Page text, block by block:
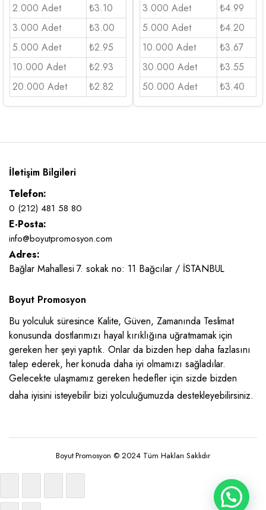
2.000 Adet
₺3.10
3.000 Adet
₺3.00
5.000 Adet
₺2.95
10.000 Adet
₺2.93
20.000 Adet
₺2.82
3.000 Adet
₺4.99
5.000 Adet
₺4.20
10.000 Adet
₺3.67
30.000 Adet
₺3.55
50.000 Adet
₺3.40
İletişim Bilgileri
Telefon:
0 (212) 481 58 80
E-Posta:
info@boyutpromosyon.com
Adres:
Bağlar Mahallesi 7. sokak no: 11 Bağcılar / İSTANBUL
Boyut Promosyon
Bu yolculuk süresince Kalite, Güven, Zamanında Teslimat
konusunda dostlarımızı hayal kırıklığına uğratmamak için
gereken her şeyi yaptık. Onlar da bizden hep daha fazlasını
talep ederek, her konuda daha iyi olmamızı sağladılar.
Gelecekte ulaşmamız gereken hedefler için sizde bizden
daha iyisini isteyebilir bizi yolculuğumuzda destekleyebilirsiniz.
Boyut Promosyon © 2024 Tüm Hakları Saklıdır